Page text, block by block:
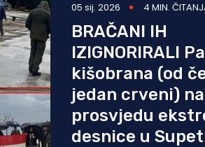
05 sij. 2026 4 MIN.
BRAČANI IH
IZIGNORIRALI
kišobrana (od
jedan crveni) na
prosvjedu
desnice u